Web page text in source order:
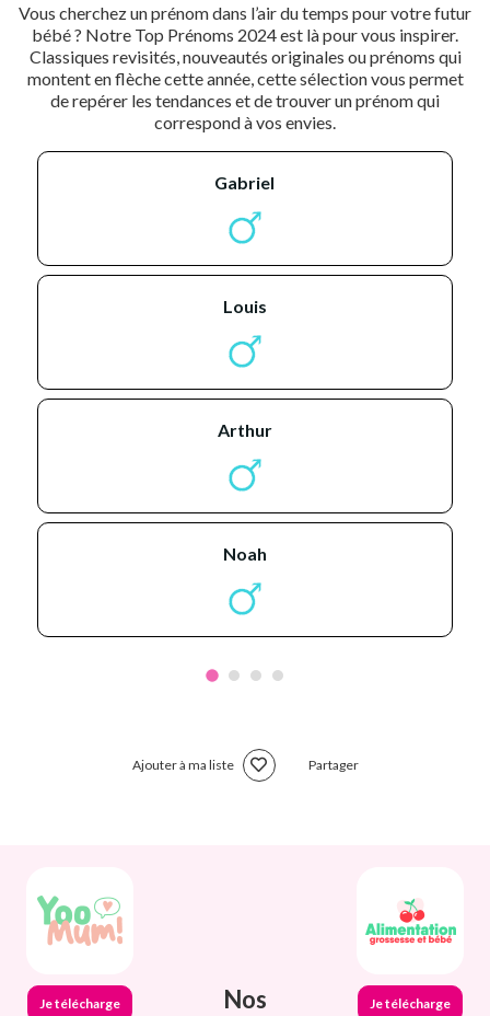
Vous cherchez un prénom dans l’air du temps pour votre futur
bébé ? Notre Top Prénoms 2024 est là pour vous inspirer.
Classiques revisités, nouveautés originales ou prénoms qui
montent en flèche cette année, cette sélection vous permet
de repérer les tendances et de trouver un prénom qui
correspond à vos envies.
gabriel
louis
arthur
noah
Ajouter à ma liste Partager
Je télécharge
Nos
Je télécharge